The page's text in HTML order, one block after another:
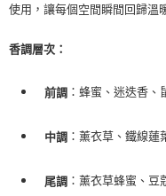
每筆NT$80，滿NT$999(
7-11取貨付款
7-11純取貨 (先付款
每筆NT$100，滿NT$999(
使用，讓每個空間瞬間回歸溫
香調層次：
前調 ：蜂蜜、迷迭香、
中調 ：薰衣草、鐵線蓮
尾調 ：薰衣草蜂蜜、豆